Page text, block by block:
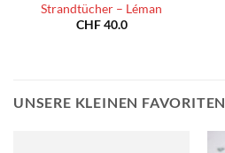
Strandtücher – Léman
CHF40.0
UNSERE KLEINEN FAVORITEN